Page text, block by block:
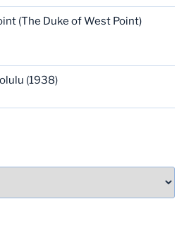
(The Duke of West Point)
(1938)